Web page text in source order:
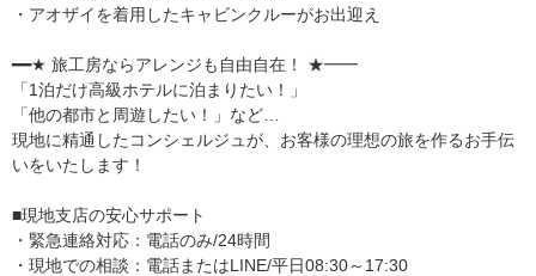
・アオザイを着用したキャビンクルーがお出迎え
━━★ 旅工房ならアレンジも自由自在！ ★━━
「1泊だけ高級ホテルに泊まりたい！」
「他の都市と周遊したい！」など…
現地に精通したコンシェルジュが、お客様の理想の旅を作るお手伝
いをいたします！
■現地支店の安心サポート
・緊急連絡対応：電話のみ/24時間
・現地での相談：電話またはLINE/平日08:30～17:30